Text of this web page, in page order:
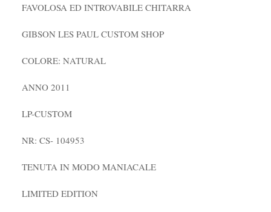
FAVOLOSA ED INTROVABILE CHITARRA
GIBSON LES PAUL CUSTOM SHOP
COLORE: NATURAL
ANNO 2011
LP-CUSTOM
NR: CS- 104953
TENUTA IN MODO MANIACALE
LIMITED EDITION